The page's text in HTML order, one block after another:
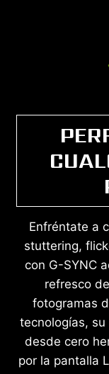
Enfréntate a
stuttering,
con G-SYNC
refresco
fotogramas
tecnologías,
desde cero
por la pantalla